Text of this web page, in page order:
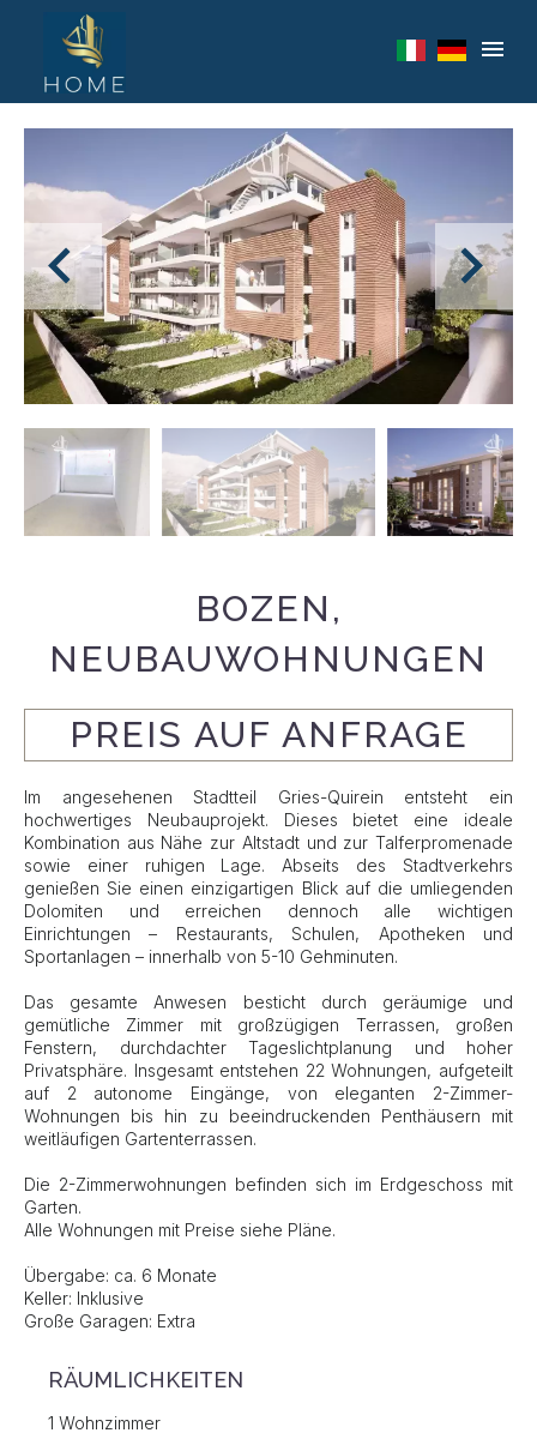
BOZEN,
NEUBAUWOHNUNGEN
PREIS AUF ANFRAGE
Im angesehenen Stadtteil Gries-Quirein entsteht ein
hochwertiges Neubauprojekt. Dieses bietet eine ideale
Kombination aus Nähe zur Altstadt und zur Talferpromenade
sowie einer ruhigen Lage. Abseits des Stadtverkehrs
genießen Sie einen einzigartigen Blick auf die umliegenden
Dolomiten und erreichen dennoch alle wichtigen
Einrichtungen – Restaurants, Schulen, Apotheken und
Sportanlagen – innerhalb von 5-10 Gehminuten.
Das gesamte Anwesen besticht durch geräumige und
gemütliche Zimmer mit großzügigen Terrassen, großen
Fenstern, durchdachter Tageslichtplanung und hoher
Privatsphäre. Insgesamt entstehen 22 Wohnungen, aufgeteilt
auf 2 autonome Eingänge, von eleganten 2-Zimmer-
Wohnungen bis hin zu beeindruckenden Penthäusern mit
weitläufigen Gartenterrassen.
Die 2-Zimmerwohnungen befinden sich im Erdgeschoss mit
Garten.
Alle Wohnungen mit Preise siehe Pläne.
Übergabe: ca. 6 Monate
Keller: Inklusive
Große Garagen: Extra
RÄUMLICHKEITEN
1 Wohnzimmer